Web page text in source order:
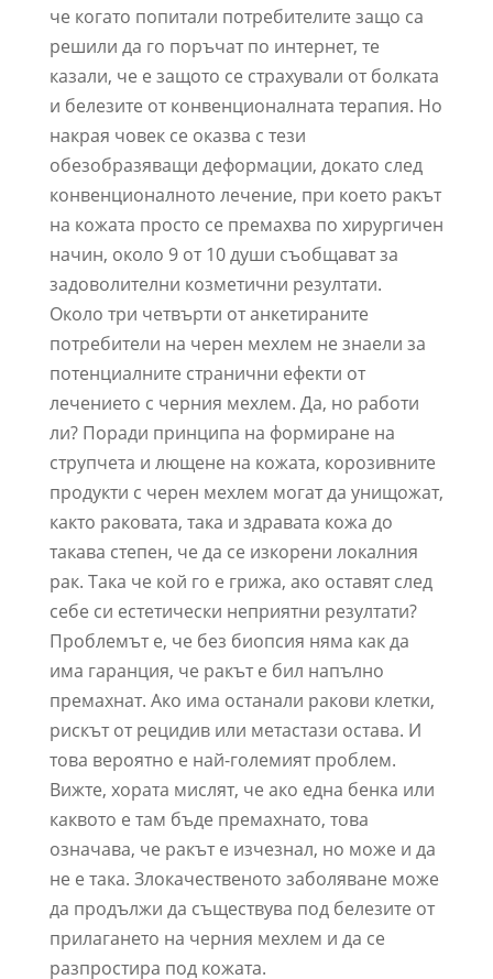
че когато попитали потребителите защо са
решили да го поръчат по интернет, те
казали, че е защото се страхували от болката
и белезите от конвенционалната терапия. Но
накрая човек се оказва с тези
обезобразяващи деформации, докато след
конвенционалното лечение, при което ракът
на кожата просто се премахва по хирургичен
начин, около 9 от 10 души съобщават за
задоволителни козметични резултати.
Около три четвърти от анкетираните
потребители на черен мехлем не знаели за
потенциалните странични ефекти от
лечението с черния мехлем. Да, но работи
ли? Поради принципа на формиране на
струпчета и лющене на кожата, корозивните
продукти с черен мехлем могат да унищожат,
както раковата, така и здравата кожа до
такава степен, че да се изкорени локалния
рак. Така че кой го е грижа, ако оставят след
себе си естетически неприятни резултати?
Проблемът е, че без биопсия няма как да
има гаранция, че ракът е бил напълно
премахнат. Ако има останали ракови клетки,
рискът от рецидив или метастази остава. И
това вероятно е най-големият проблем.
Вижте, хората мислят, че ако една бенка или
каквото е там бъде премахнато, това
означава, че ракът е изчезнал, но може и да
не е така. Злокачественото заболяване може
да продължи да съществува под белезите от
прилагането на черния мехлем и да се
разпростира под кожата.